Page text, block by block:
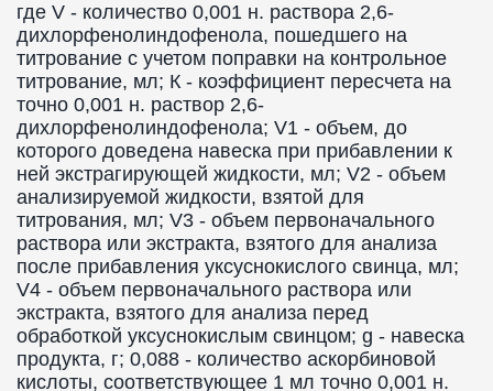
где V - количество 0,001 н. раствора 2,6-
дихлорфенолиндофенола, пошедшего на
титрование с учетом поправки на контрольное
титрование, мл; К - коэффициент пересчета на
точно 0,001 н. раствор 2,6-
дихлорфенолиндофенола; V1 - объем, до
которого доведена навеска при прибавлении к
ней экстрагирующей жидкости, мл; V2 - объем
анализируемой жидкости, взятой для
титрования, мл; V3 - объем первоначального
раствора или экстракта, взятого для анализа
после прибавления уксуснокислого свинца, мл;
V4 - объем первоначального раствора или
экстракта, взятого для анализа перед
обработкой уксуснокислым свинцом; g - навеска
продукта, г; 0,088 - количество аскорбиновой
кислоты, соответствующее 1 мл точно 0,001 н.